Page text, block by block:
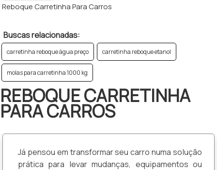
Reboque Carretinha Para Carros
Buscas relacionadas:
carretinha reboque água preço carretinha reboque etanol
molas para carretinha 1000 kg
REBOQUE CARRETINHA
PARA CARROS
Já pensou em transformar seu carro numa solução
prática para levar mudanças, equipamentos ou